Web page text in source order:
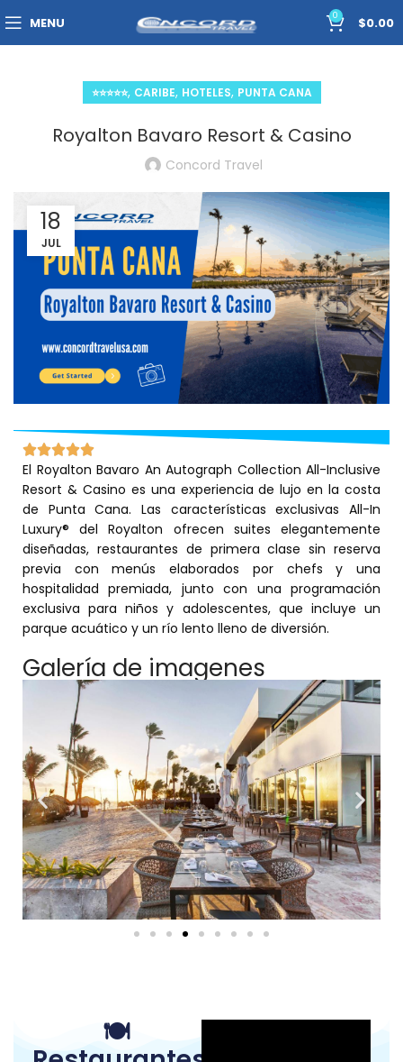
MENU 0 $0.00
⭐⭐⭐⭐⭐, CARIBE, HOTELES, PUNTA CANA
Royalton Bavaro Resort & Casino
Concord Travel
18
JUL
El Royalton Bavaro An Autograph Collection All-Inclusive
Resort & Casino es una experiencia de lujo en la costa
de Punta Cana. Las características exclusivas All-In
Luxury® del Royalton ofrecen suites elegantemente
diseñadas, restaurantes de primera clase sin reserva
previa con menús elaborados por chefs y una
hospitalidad premiada, junto con una programación
exclusiva para niños y adolescentes, que incluye un
parque acuático y un río lento lleno de diversión.
Galería de imagenes
🍽